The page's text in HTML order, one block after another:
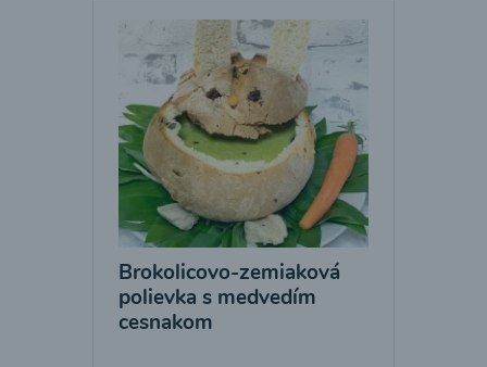
Brokolicovo-zemiaková
polievka s medvedím
cesnakom